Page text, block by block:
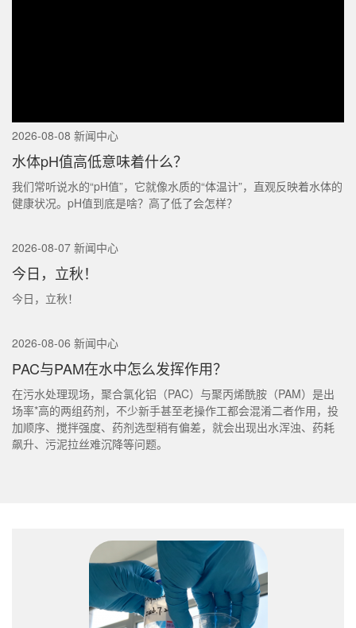
2026-08-08 新闻中心
水体pH值高低意味着什么？
我们常听说水的“pH值”，它就像水质的“体温计”，直观反映着水体的
健康状况。pH值到底是啥？高了低了会怎样？
2026-08-07 新闻中心
今日，立秋！
今日，立秋！
2026-08-06 新闻中心
PAC与PAM在水中怎么发挥作用？
在污水处理现场，聚合氯化铝（PAC）与聚丙烯酰胺（PAM）是出
场率*高的两组药剂，不少新手甚至老操作工都会混淆二者作用，投
加顺序、搅拌强度、药剂选型稍有偏差，就会出现出水浑浊、药耗
飙升、污泥拉丝难沉降等问题。